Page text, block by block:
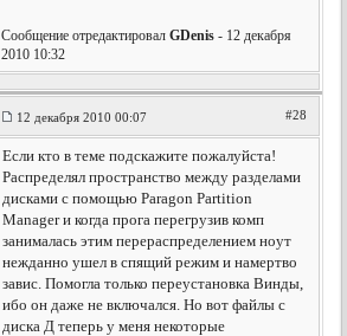
Сообщение отредактировалGDenis - 12 декабря
2010 10:32
12 декабря 2010 00:07 #28
Если кто в теме подскажите пожалуйста!
Распределял пространство между разделами
дисками с помощью Paragon Partition
Manager и когда прога перегрузив комп
занималась этим перераспределением ноут
нежданно ушел в спящий режим и намертво
завис. Помогла только переустановка Винды,
ибо он даже не включался. Но вот файлы с
диска Д теперь у меня некоторые